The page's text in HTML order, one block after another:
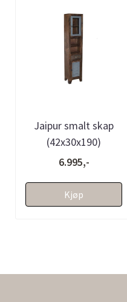
Jaipur smalt skap
(42x30x190)
6.995,-
Kjøp